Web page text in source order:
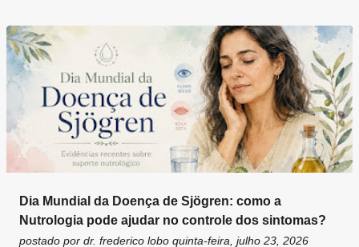
Dia Mundial da Doença de Sjögren: como a
Nutrologia pode ajudar no controle dos sintomas?
postado por dr. frederico lobo quinta-feira, julho 23, 2026